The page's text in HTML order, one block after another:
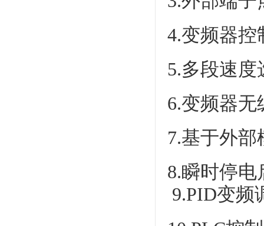
4.变频器控
5.多段速度
6.变频器无
7.基于外
8.瞬时停电
9.PID变频